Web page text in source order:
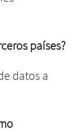
países?
datos a